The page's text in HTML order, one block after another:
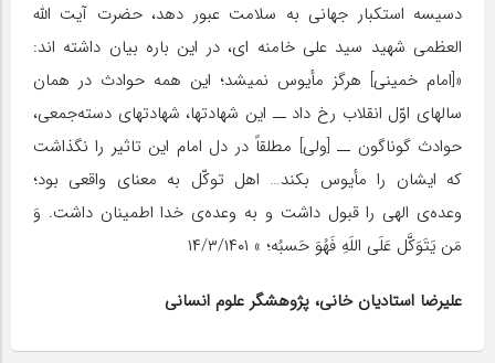
دسیسه استکبار جهانی به سلامت عبور دهد، حضرت آیت الله
العظمی شهید سید علی خامنه ای، در این باره بیان داشته اند:
«[امام خمینی] هرگز مأیوس نمیشد؛ این همه حوادث در همان
سالهای اوّل انقلاب رخ داد ــ این شهادتها، شهادتهای دسته‌جمعی،
حوادث گوناگون ــ [ولی] مطلقاً در دل امام این تاثیر را نگذاشت
که ایشان را مأیوس بکند… اهل توکّل به معنای واقعی بود؛
وعده‌ی الهی را قبول داشت و به وعده‌ی خدا اطمینان داشت. وَ
مَن یَتَوَکَّل عَلَی اللَهِ فَهُوَ حَسبُه؛ » ۱۴/۳/۱۴۰۱
علیرضا استادیان خانی، پژوهشگر علوم انسانی